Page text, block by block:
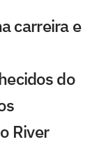
carreira e
do
River